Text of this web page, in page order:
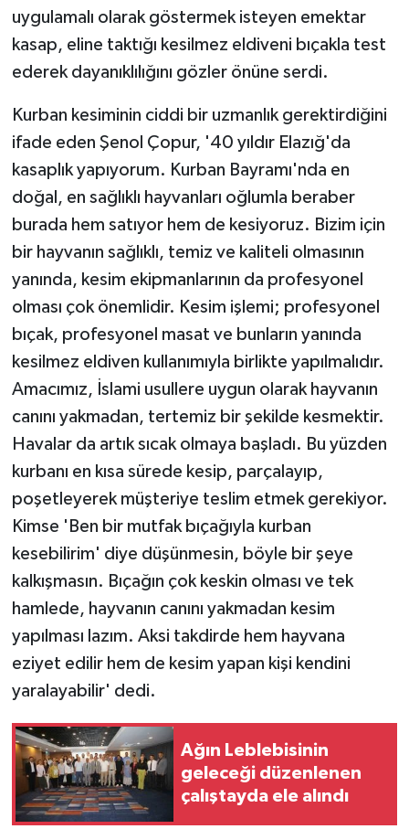
uygulamalı olarak göstermek isteyen emektar
kasap, eline taktığı kesilmez eldiveni bıçakla test
ederek dayanıklılığını gözler önüne serdi.
Kurban kesiminin ciddi bir uzmanlık gerektirdiğini
ifade eden Şenol Çopur, '40 yıldır Elazığ'da
kasaplık yapıyorum. Kurban Bayramı'nda en
doğal, en sağlıklı hayvanları oğlumla beraber
burada hem satıyor hem de kesiyoruz. Bizim için
bir hayvanın sağlıklı, temiz ve kaliteli olmasının
yanında, kesim ekipmanlarının da profesyonel
olması çok önemlidir. Kesim işlemi; profesyonel
bıçak, profesyonel masat ve bunların yanında
kesilmez eldiven kullanımıyla birlikte yapılmalıdır.
Amacımız, İslami usullere uygun olarak hayvanın
canını yakmadan, tertemiz bir şekilde kesmektir.
Havalar da artık sıcak olmaya başladı. Bu yüzden
kurbanı en kısa sürede kesip, parçalayıp,
poşetleyerek müşteriye teslim etmek gerekiyor.
Kimse 'Ben bir mutfak bıçağıyla kurban
kesebilirim' diye düşünmesin, böyle bir şeye
kalkışmasın. Bıçağın çok keskin olması ve tek
hamlede, hayvanın canını yakmadan kesim
yapılması lazım. Aksi takdirde hem hayvana
eziyet edilir hem de kesim yapan kişi kendini
yaralayabilir' dedi.
Ağın Leblebisinin
geleceği düzenlenen
çalıştayda ele alındı